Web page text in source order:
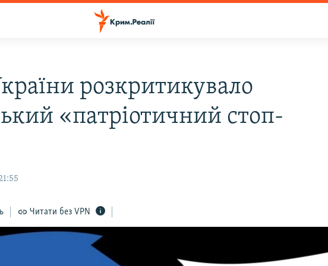
розкритикувало
«патріотичний стоп-
Читати без VPN